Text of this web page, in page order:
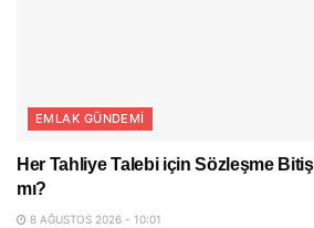
EMLAK GÜNDEMI
Her Tahliye Talebi için Sözleşme
mı?
8 AĞUSTOS 2026 - 10:01